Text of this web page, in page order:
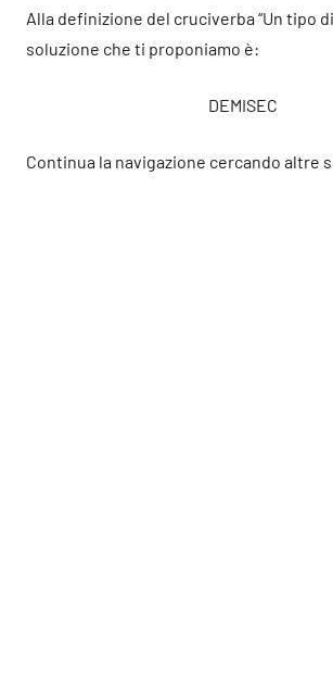
Alla definizione del cruciverba “Un tipo
soluzione che ti proponiamo è:
DEMISEC
Continua la navigazione cercando altre